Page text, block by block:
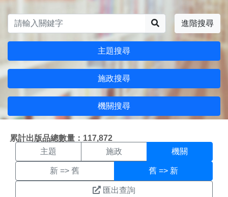
進階搜尋
主題搜尋
施政搜尋
機關搜尋
累計出版品總數量：117,872
機關搜尋結果頁面
主題 施政 機關
新 => 舊 舊 => 新
匯出查詢